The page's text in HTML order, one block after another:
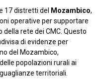
17 distretti del Mozambico,
operative per supportare
della rete dei CMC. Questo
di evidenze per
del Mozambico,
popolazioni rurali ai
territoriali.